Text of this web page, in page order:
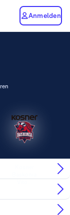
Anmelden